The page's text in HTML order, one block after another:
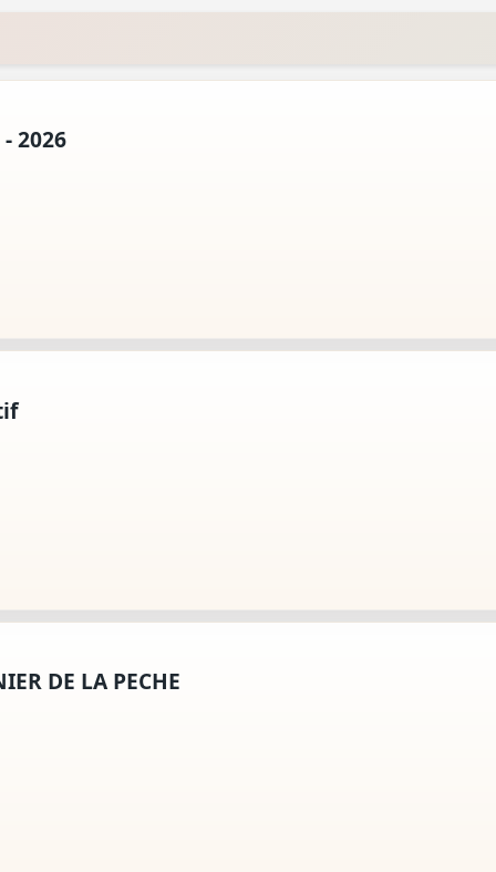
- 2026
DE LA PECHE